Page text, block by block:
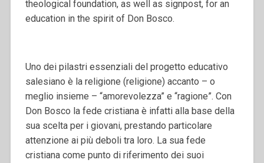
theological foundation, as well as signpost, for an
education in the spirit of Don Bosco.
Uno dei pilastri essenziali del progetto educativo
salesiano è la religione (religione) accanto – o
meglio insieme – “amorevolezza” e “ragione”. Con
Don Bosco la fede cristiana è infatti alla base della
sua scelta per i giovani, prestando particolare
attenzione ai più deboli tra loro. La sua fede
cristiana come punto di riferimento dei suoi